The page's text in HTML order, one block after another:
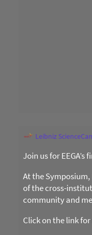
Leibniz
Join us for
At the Symposium,
of the cross-
community and
Click on the link